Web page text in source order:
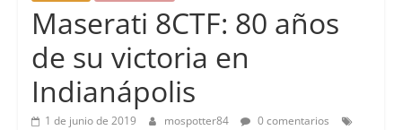
Maserati 8CTF: 80 años
de su victoria en
Indianápolis
1 de junio de 2019 mospotter84
0 comentarios